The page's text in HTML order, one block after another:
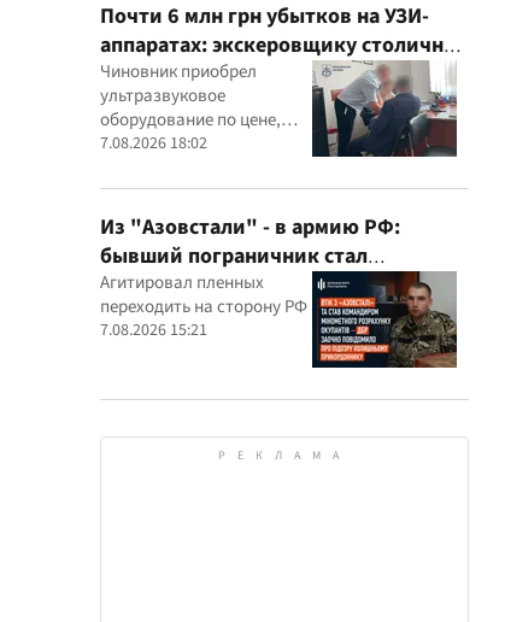
Почти 6 млн грн убытков на УЗИ-
аппаратах: экскеровщику столичной
больницы объявили подозрение
Чиновник приобрел
ультразвуковое
оборудование по цене,
которая, как установили
значительно выше
рыночной
7.08.2026 18:02
Из "Азовстали" - в армию РФ:
бывший пограничник стал
командиром минометного расчета
оккупантов
Агитировал пленных
переходить на сторону РФ
7.08.2026 15:21